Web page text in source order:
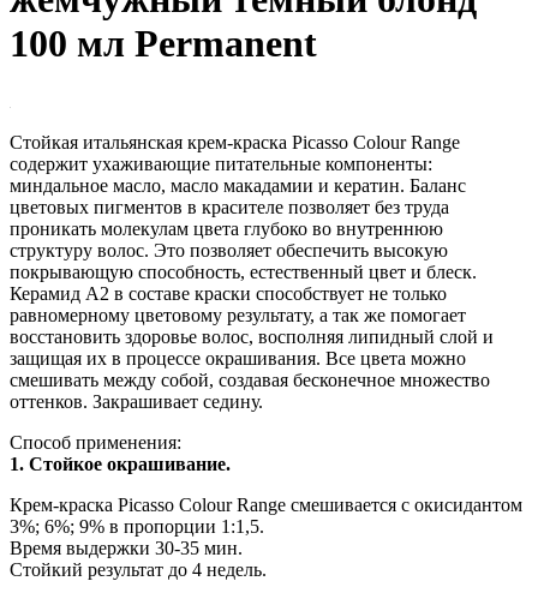
100 мл Рermanent
Стойкая итальянская крем-краска Picasso Colour Range
содержит ухаживающие питательные компоненты:
миндальное масло, масло макадамии и кератин. Баланс
цветовых пигментов в красителе позволяет без труда
проникать молекулам цвета глубоко во внутреннюю
структуру волос. Это позволяет обеспечить высокую
покрывающую способность, естественный цвет и блеск.
Керамид А2 в составе краски способствует не только
равномерному цветовому результату, а так же помогает
восстановить здоровье волос, восполняя липидный слой и
защищая их в процессе окрашивания. Все цвета можно
смешивать между собой, создавая бесконечное множество
оттенков. Закрашивает седину.
Способ применения:
1. Стойкое окрашивание.
Крем-краска Picasso Colour Range смешивается с окисидантом
3%; 6%; 9% в пропорции 1:1,5.
Время выдержки 30-35 мин.
Стойкий результат до 4 недель.